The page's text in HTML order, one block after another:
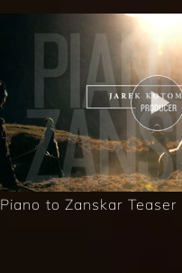
Piano to Zanskar Teaser